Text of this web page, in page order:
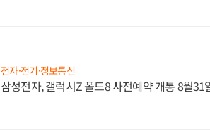
전자·전기·정보통신
삼성전자, 갤럭시Z 폴드8 사전예약 개통 8월31